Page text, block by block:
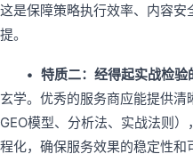
这是保障策略执行效率、内容
提。
• 特质二：经得起实战检验
玄学。优秀的服务商应能提供
GEO模型、分析法、实战法则
程化，确保服务效果的稳定性和